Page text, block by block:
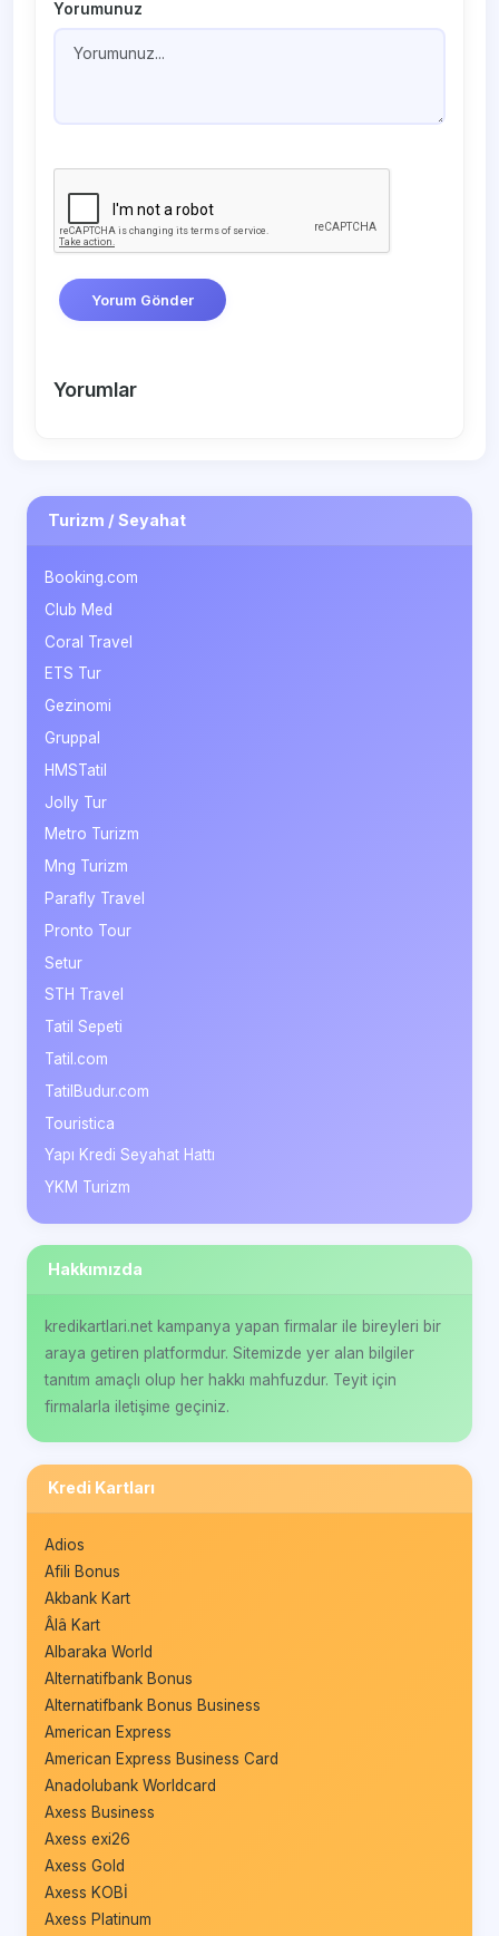
Yorumunuz
Yorum Gönder
Yorumlar
Turizm / Seyahat
Booking.com
Club Med
Coral Travel
ETS Tur
Gezinomi
Gruppal
HMSTatil
Jolly Tur
Metro Turizm
Mng Turizm
Parafly Travel
Pronto Tour
Setur
STH Travel
Tatil Sepeti
Tatil.com
TatilBudur.com
Touristica
Yapı Kredi Seyahat Hattı
YKM Turizm
Hakkımızda
kredikartlari.net kampanya yapan firmalar ile bireyleri bir
araya getiren platformdur. Sitemizde yer alan bilgiler
tanıtım amaçlı olup her hakkı mahfuzdur. Teyit için
firmalarla iletişime geçiniz.
Kredi Kartları
Adios
Afili Bonus
Akbank Kart
Âlâ Kart
Albaraka World
Alternatifbank Bonus
Alternatifbank Bonus Business
American Express
American Express Business Card
Anadolubank Worldcard
Axess Business
Axess exi26
Axess Gold
Axess KOBİ
Axess Platinum